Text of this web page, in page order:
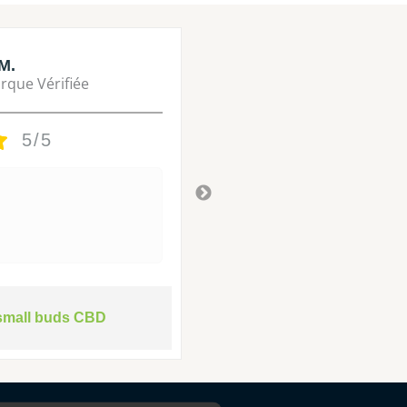
Vérifiée
5/5
buds CBD